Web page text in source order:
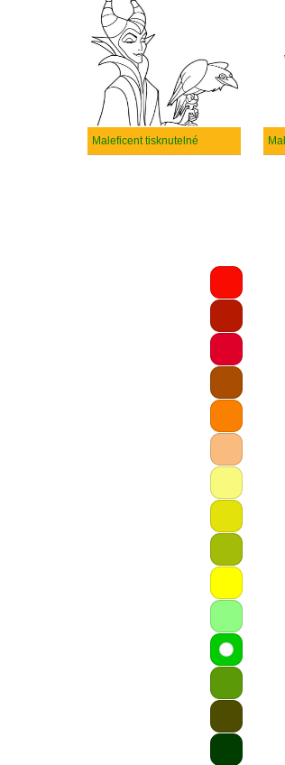
Maleficent tisknutelné